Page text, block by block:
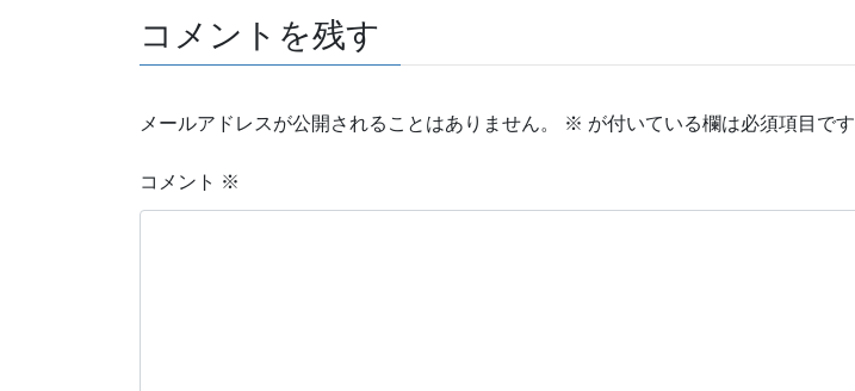
コメントを残す
メールアドレスが公開されることはありません。 ※ が付いている欄は必須項目です
コメント ※